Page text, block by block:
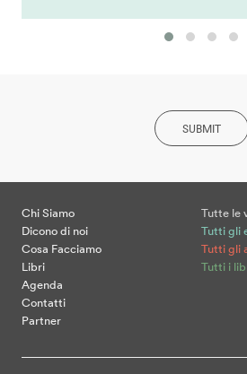
SUBMIT
Chi Siamo
Dicono di noi
Cosa Facciamo
Libri
Agenda
Contatti
Partner
Tutte le
Tutti gli
Tutti gli
Tutti i